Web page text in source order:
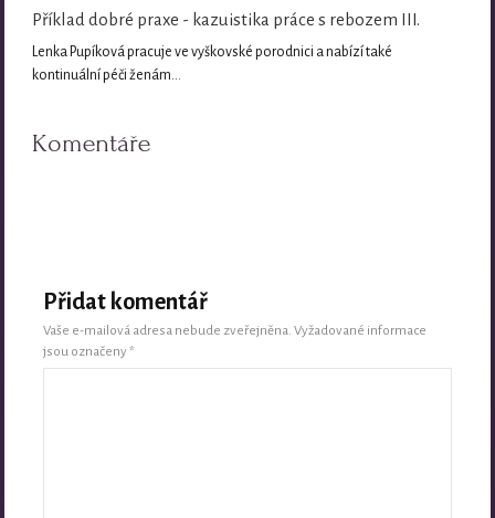
Příklad dobré praxe - kazuistika práce s rebozem III.
Lenka Pupíková pracuje ve vyškovské porodnici a nabízí také
kontinuální péči ženám…
Komentáře
Přidat komentář
Vaše e-mailová adresa nebude zveřejněna. Vyžadované informace
jsou označeny*